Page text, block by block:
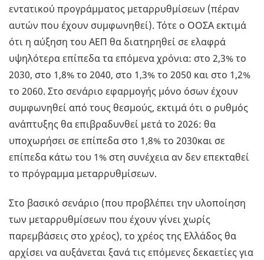
εντατικού προγράμματος μεταρρυθμίσεων (πέραν
αυτών που έχουν συμφωνηθεί). Τότε ο ΟΟΣΑ εκτιμά
ότι η αύξηση του ΑΕΠ θα διατηρηθεί σε ελαφρά
υψηλότερα επίπεδα τα επόμενα χρόνια: στο 2,3% το
2030, στο 1,8% το 2040, στο 1,3% το 2050 και στο 1,2%
το 2060. Στο σενάριο εφαρμογής μόνο όσων έχουν
συμφωνηθεί από τους θεσμούς, εκτιμά ότι ο ρυθμός
ανάπτυξης θα επιβραδυνθεί μετά το 2026: θα
υποχωρήσει σε επίπεδα στο 1,8% το 2030και σε
επίπεδα κάτω του 1% στη συνέχεια αν δεν επεκταθεί
το πρόγραμμα μεταρρυθμίσεων.
Στο βασικό σενάριο (που προβλέπει την υλοποίηση
των μεταρρυθμίσεων που έχουν γίνει χωρίς
παρεμβάσεις στο χρέος), το χρέος της Ελλάδος θα
αρχίσει να αυξάνεται ξανά τις επόμενες δεκαετίες για